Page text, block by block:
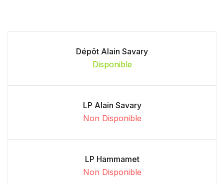
Dépôt Alain Savary
Disponible
LP Alain Savary
Non Disponible
LP Hammamet
Non Disponible